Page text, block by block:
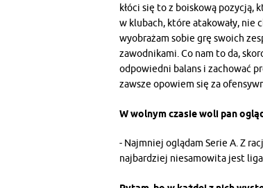
kłóci się to z boiskową pozycją,
w klubach, które atakowały, nie
wyobrażam sobie grę swoich
zawodnikami. Co nam to da,
odpowiedni balans i zachować
zawsze opowiem się za
W wolnym czasie woli pan
- Najmniej oglądam Serie A. Z
najbardziej niesamowita jest